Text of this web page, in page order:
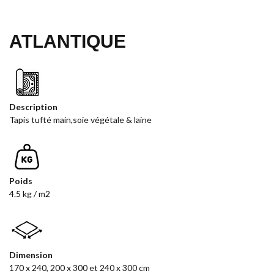
ATLANTIQUE
Description
Tapis tufté main,soie végétale & laine
Poids
4.5 kg / m2
Dimension
170 x 240, 200 x 300 et 240 x 300 cm